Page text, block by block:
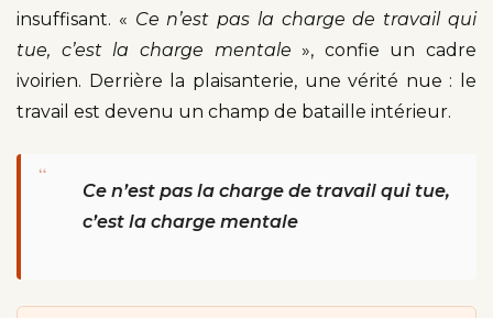
insuffisant. « Ce n’est pas la charge de travail qui
tue, c’est la charge mentale», confie un cadre
ivoirien. Derrière la plaisanterie, une vérité nue : le
travail est devenu un champ de bataille intérieur.
“
Ce n’est pas la charge de travail qui tue,
c’est la charge mentale